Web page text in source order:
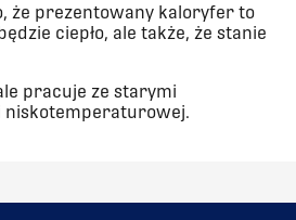
że prezentowany kaloryfer to
ciepło, ale także, że stanie
pracuje ze starymi
niskotemperaturowej.